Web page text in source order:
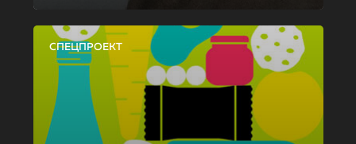
СПЕЦПРОЕКТ